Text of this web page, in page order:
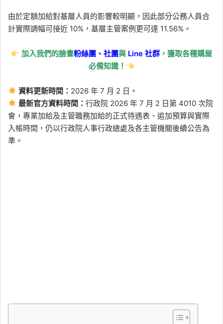
由於定額加給對基層人員的影響較明顯，因此部分公務人員合
計實際調幅可接近 10%，基層主管案例更可達 11.56%。
加入我們的臉書粉絲團、社團與 Line社群 ，獲取各種購屋
必備知識！
資料更新時間： 2026 年 7 月 2 日。
最新官方資料時間：行政院 2026 年 7 月 2 日第 4010 次院
會，專業加給及主管職務加給的正式待遇表、追加預算與實際
入帳時間，仍以行政院人事行政總處及各主管機關後續公告為
準。